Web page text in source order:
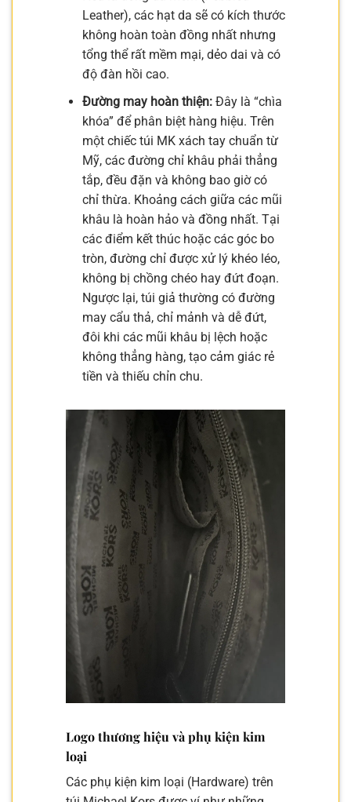
Leather), các hạt da sẽ có kích thước
không hoàn toàn đồng nhất nhưng
tổng thể rất mềm mại, dẻo dai và có
độ đàn hồi cao.
Đường may hoàn thiện:Đây là “chìa
khóa” để phân biệt hàng hiệu. Trên
một chiếc túi MK xách tay chuẩn từ
Mỹ, các đường chỉ khâu phải thẳng
tắp, đều đặn và không bao giờ có
chỉ thừa. Khoảng cách giữa các mũi
khâu là hoàn hảo và đồng nhất. Tại
các điểm kết thúc hoặc các góc bo
tròn, đường chỉ được xử lý khéo léo,
không bị chồng chéo hay đứt đoạn.
Ngược lại, túi giả thường có đường
may cẩu thả, chỉ mảnh và dễ đứt,
đôi khi các mũi khâu bị lệch hoặc
không thẳng hàng, tạo cảm giác rẻ
tiền và thiếu chỉn chu.
Logo thương hiệu và phụ kiện kim
loại
Các phụ kiện kim loại (Hardware) trên